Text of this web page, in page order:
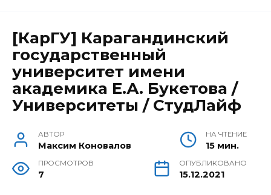
[КарГУ] Карагандинский
государственный
университет имени
академика Е.А. Букетова /
Университеты / СтудЛайф
АВТОР
Максим Коновалов
НА ЧТЕНИЕ
15 мин.
ПРОСМОТРОВ
7
ОПУБЛИКОВАНО
15.12.2021